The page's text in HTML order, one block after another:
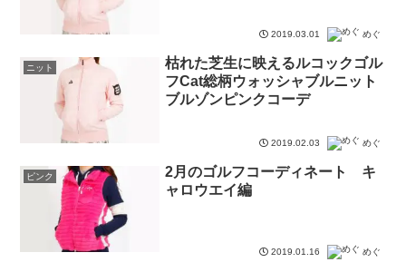
2019.03.01 めぐ
ニット
枯れた芝生に映えるルコックゴル
フCat総柄ウォッシャブルニット
ブルゾンピンクコーデ
2019.02.03 めぐ
ピンク
2月のゴルフコーディネート キ
ャロウエイ編
2019.01.16 めぐ